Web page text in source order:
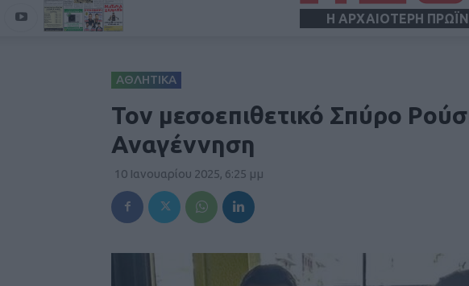
Η ΑΡΧΑΙΟΤΕΡΗ
ΑΘΛΗΤΙΚΑ
Τον μεσοεπιθετικό Σπύρο
Αναγέννηση
10 Ιανουαρίου 2025, 6:25 μμ